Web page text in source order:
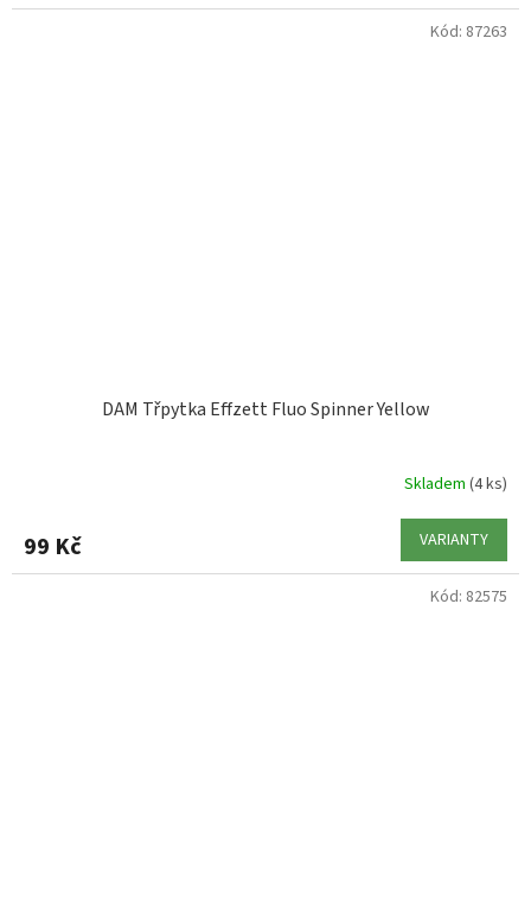
DAM Třpytka Effzett Fluo Spinner Yellow
Skladem (4 ks)
99 Kč VARIANTY
Kód: 87263
Kód: 82575